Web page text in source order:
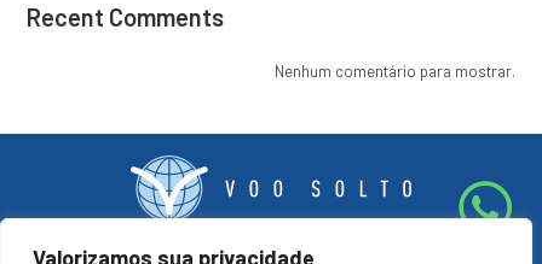
Valorizamos sua privacidade
Recent Comments
Nenhum comentário para mostrar.
Rua Arceburgo, 478, Bonfim Belo Horizonte / MG